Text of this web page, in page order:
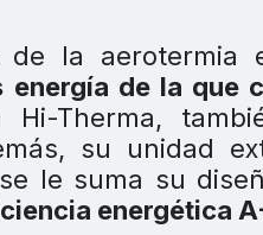
de la
de la que
Therma,
su unidad
le suma su
energética